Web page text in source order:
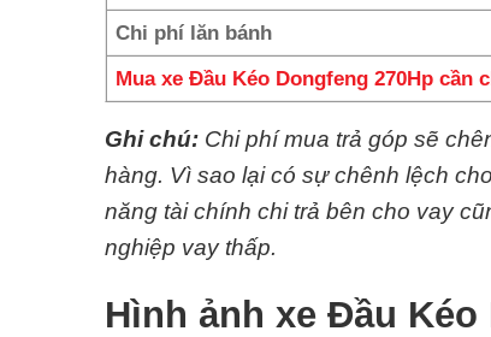
Chi phí lăn bánh
Mua xe Đầu Kéo Dongfeng 270Hp cần
Ghi chú: Chi phí mua trả góp sẽ
hàng. Vì sao lại có sự chênh lệch
năng tài chính chi trả bên cho vay
nghiệp vay thấp.
Hình ảnh xe Đầu Kéo